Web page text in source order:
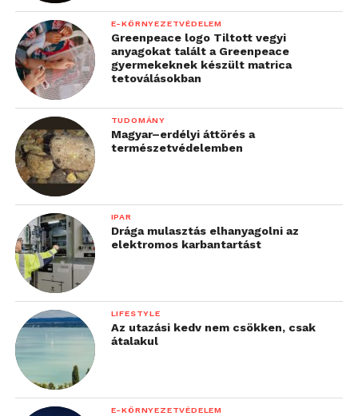
E-KÖRNYEZETVÉDELEM
Greenpeace logo Tiltott vegyi
anyagokat talált a Greenpeace
gyermekeknek készült matrica
tetoválásokban
TUDOMÁNY
Magyar–erdélyi áttörés a
természetvédelemben
IPAR
Drága mulasztás elhanyagolni az
elektromos karbantartást
LIFESTYLE
Az utazási kedv nem csökken, csak
átalakul
E-KÖRNYEZETVÉDELEM